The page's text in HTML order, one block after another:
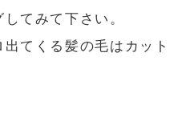
てみて下さい。
てくる髪の毛はカット